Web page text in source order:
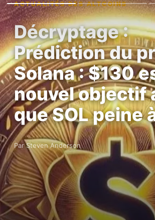
ACTUALITÉS DES ALTCOINS
Décryptage :
Prédiction du
Solana : $130
nouvel objectif
que SOL peine
Par Steven Anderson